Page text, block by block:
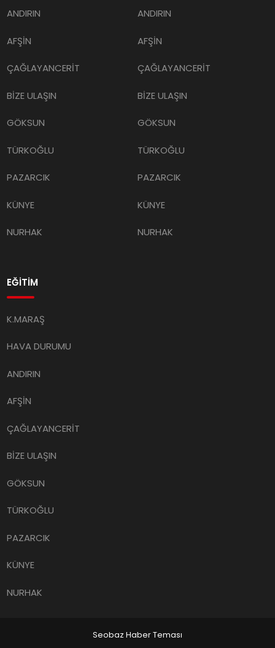
ANDIRIN
AFŞİN
ÇAĞLAYANCERİT
BİZE ULAŞIN
GÖKSUN
TÜRKOĞLU
PAZARCIK
KÜNYE
NURHAK
ANDIRIN
AFŞİN
ÇAĞLAYANCERİT
BİZE ULAŞIN
GÖKSUN
TÜRKOĞLU
PAZARCIK
KÜNYE
NURHAK
EĞİTİM
K.MARAŞ
HAVA DURUMU
ANDIRIN
AFŞİN
ÇAĞLAYANCERİT
BİZE ULAŞIN
GÖKSUN
TÜRKOĞLU
PAZARCIK
KÜNYE
NURHAK
Seobaz Haber Teması